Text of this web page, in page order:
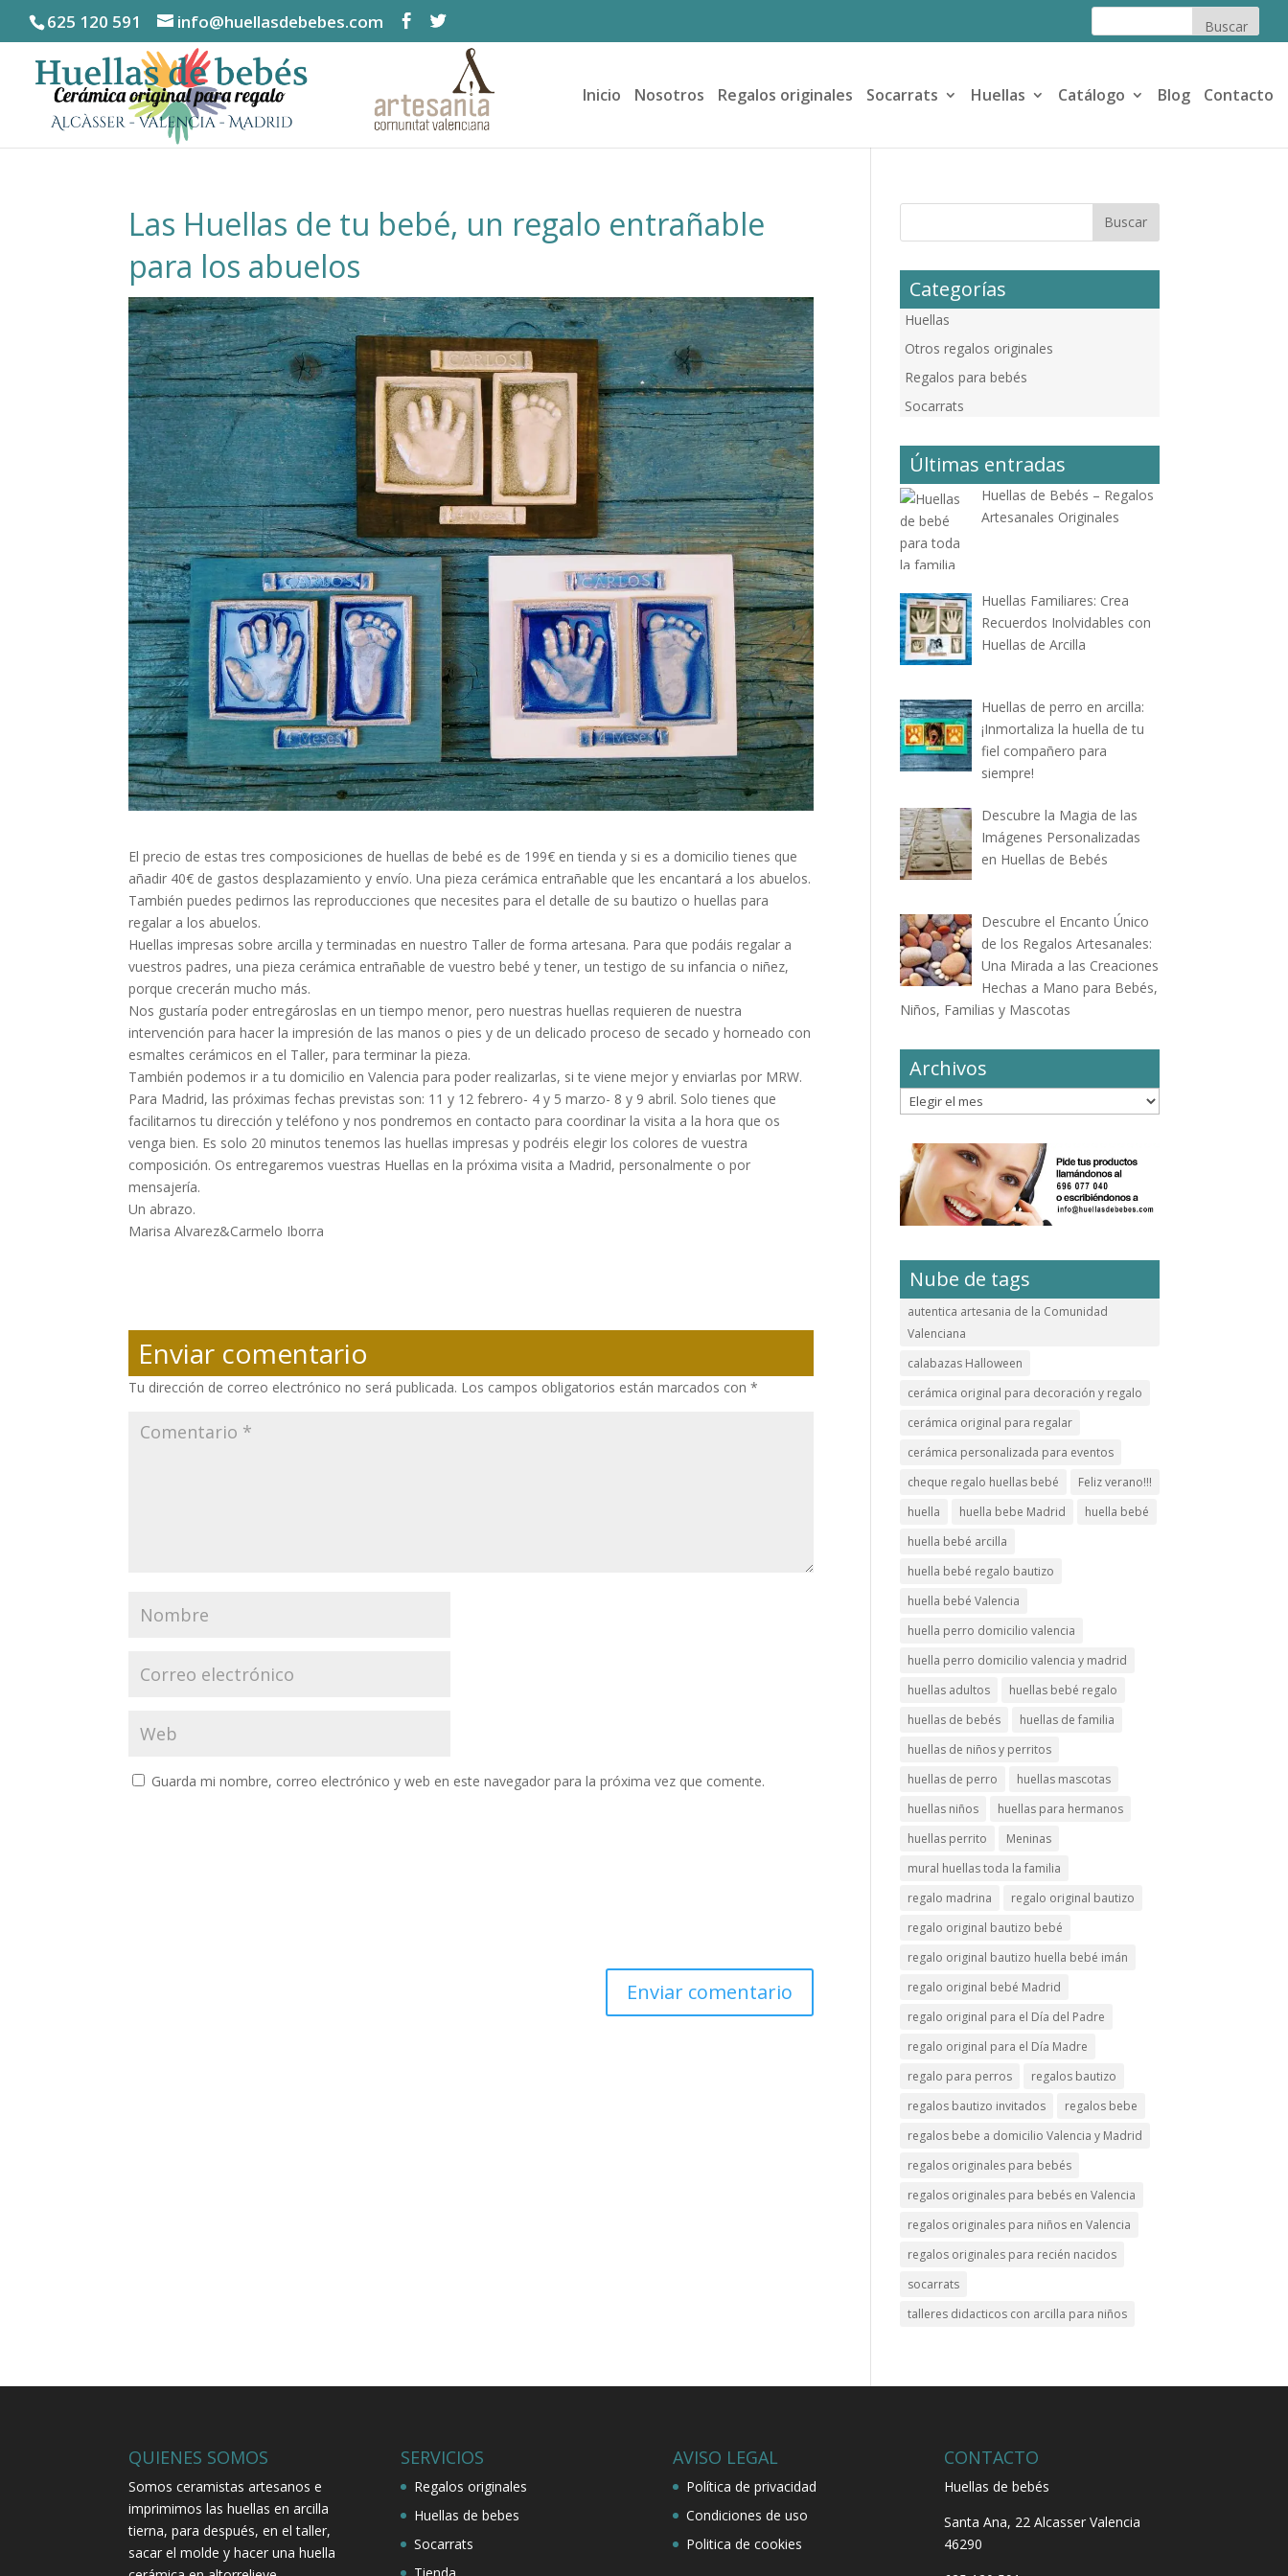
625 120 591 info@huellasdebebes.com
Inicio Nosotros Regalos originales Socarrats Huellas Catálogo Blog Contacto
Las Huellas de tu bebé, un regalo entrañable
para los abuelos
El precio de estas tres composiciones de huellas de bebé es de 199€ en tienda y si es a domicilio tienes que
añadir 40€ de gastos desplazamiento y envío. Una pieza cerámica entrañable que les encantará a los abuelos.
También puedes pedirnos las reproducciones que necesites para el detalle de su bautizo o huellas para
regalar a los abuelos.
Huellas impresas sobre arcilla y terminadas en nuestro Taller de forma artesana. Para que podáis regalar a
vuestros padres, una pieza cerámica entrañable de vuestro bebé y tener, un testigo de su infancia o niñez,
porque crecerán mucho más.
Nos gustaría poder entregároslas en un tiempo menor, pero nuestras huellas requieren de nuestra
intervención para hacer la impresión de las manos o pies y de un delicado proceso de secado y horneado con
esmaltes cerámicos en el Taller, para terminar la pieza.
También podemos ir a tu domicilio en Valencia para poder realizarlas, si te viene mejor y enviarlas por MRW.
Para Madrid, las próximas fechas previstas son: 11 y 12 febrero- 4 y 5 marzo- 8 y 9 abril. Solo tienes que
facilitarnos tu dirección y teléfono y nos pondremos en contacto para coordinar la visita a la hora que os
venga bien. Es solo 20 minutos tenemos las huellas impresas y podréis elegir los colores de vuestra
composición. Os entregaremos vuestras Huellas en la próxima visita a Madrid, personalmente o por
mensajería.
Un abrazo.
Marisa Alvarez&Carmelo Iborra
Enviar comentario
Tu dirección de correo electrónico no será publicada. Los campos obligatorios están marcados con*
Guarda mi nombre, correo electrónico y web en este navegador para la próxima vez que comente.
Categorías
Huellas
Otros regalos originales
Regalos para bebés
Socarrats
Últimas entradas
Huellas de Bebés – Regalos
Artesanales Originales
Huellas Familiares: Crea
Recuerdos Inolvidables con
Huellas de Arcilla
Huellas de perro en arcilla:
¡Inmortaliza la huella de tu
fiel compañero para
siempre!
Descubre la Magia de las
Imágenes Personalizadas
en Huellas de Bebés
Descubre el Encanto Único
de los Regalos Artesanales:
Una Mirada a las Creaciones
Hechas a Mano para Bebés,
Niños, Familias y Mascotas
Archivos
Archivos
Nube de tags
autentica artesania de la Comunidad
Valenciana
calabazas Halloween
cerámica original para decoración y regalo
cerámica original para regalar
cerámica personalizada para eventos
cheque regalo huellas bebé
Feliz verano!!!
huella
huella bebe Madrid
huella bebé
huella bebé arcilla
huella bebé regalo bautizo
huella bebé Valencia
huella perro domicilio valencia
huella perro domicilio valencia y madrid
huellas adultos
huellas bebé regalo
huellas de bebés
huellas de familia
huellas de niños y perritos
huellas de perro
huellas mascotas
huellas niños
huellas para hermanos
huellas perrito
Meninas
mural huellas toda la familia
regalo madrina
regalo original bautizo
regalo original bautizo bebé
regalo original bautizo huella bebé imán
regalo original bebé Madrid
regalo original para el Día del Padre
regalo original para el Día Madre
regalo para perros
regalos bautizo
regalos bautizo invitados
regalos bebe
regalos bebe a domicilio Valencia y Madrid
regalos originales para bebés
regalos originales para bebés en Valencia
regalos originales para niños en Valencia
regalos originales para recién nacidos
socarrats
talleres didacticos con arcilla para niños
QUIENES SOMOS
Somos ceramistas artesanos e
imprimimos las huellas en arcilla
tierna, para después, en el taller,
sacar el molde y hacer una huella
SERVICIOS
Regalos originales
Huellas de bebes
Socarrats
AVISO LEGAL
Política de privacidad
Condiciones de uso
Politica de cookies
CONTACTO
Huellas de bebés
Santa Ana, 22Alcasser Valencia
46290